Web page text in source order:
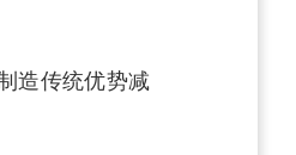
造传统优势减